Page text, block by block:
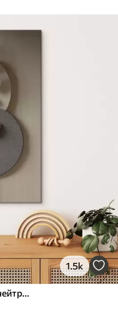
1.5k
Рельєфні кола та гілка в теплих нейтральних тонах